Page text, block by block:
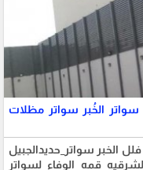
الخُبر سواتر مظلات
الخبر سواتر_حديدالجبيل
قمه الوفاء لسواتر